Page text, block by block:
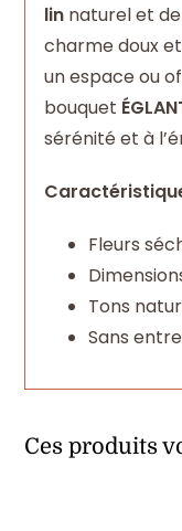
lin naturel et de
charme doux
un espace ou
bouquet
sérénité et à
Fleurs
Tons
Sans
Ces produits